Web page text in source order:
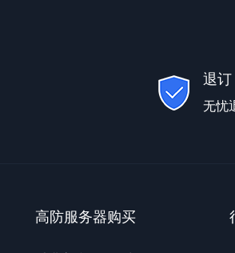
退订
无忧
高防服务器购买